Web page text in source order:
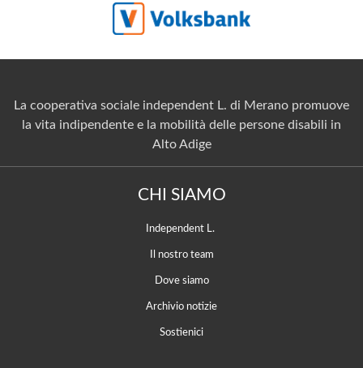
La cooperativa sociale independent L. di Merano promuove
la vita indipendente e la mobilità delle persone disabili in
Alto Adige
CHI SIAMO
Independent L.
Il nostro team
Dove siamo
Archivio notizie
Sostienici